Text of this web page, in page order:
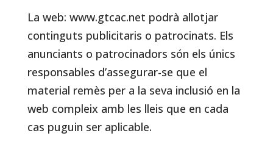
La web: www.gtcac.net podrà allotjar
continguts publicitaris o patrocinats. Els
anunciants o patrocinadors són els únics
responsables d’assegurar-se que el
material remès per a la seva inclusió en la
web compleix amb les lleis que en cada
cas puguin ser aplicable.